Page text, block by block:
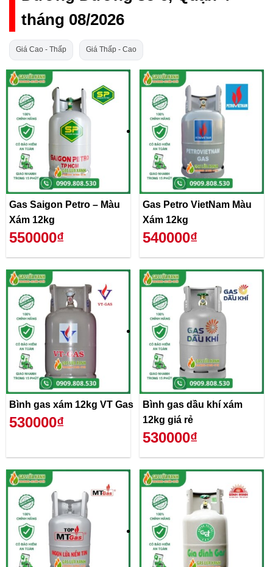
tháng 08/2026
Giá Cao - Thấp Giá Thấp - Cao
Gas Saigon Petro – Màu
Xám 12kg
550000₫
Gas Petro VietNam Màu
Xám 12kg
540000₫
Bình gas xám 12kg VT Gas
530000₫
Bình gas dầu khí xám
12kg giá rẻ
530000₫